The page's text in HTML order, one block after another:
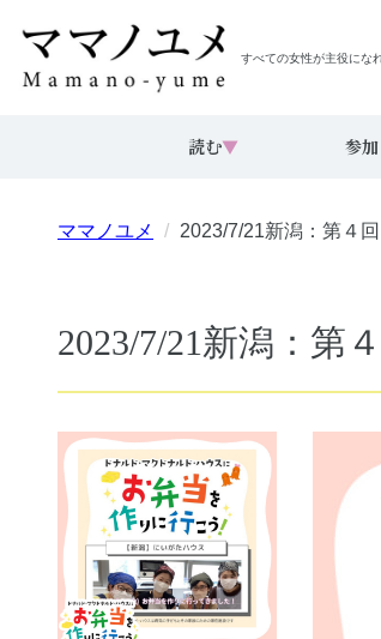
すべての女性が主役にな
読む▼ 参
ママノユメ 2023/7/21新潟：第４
2023/7/21新潟：第